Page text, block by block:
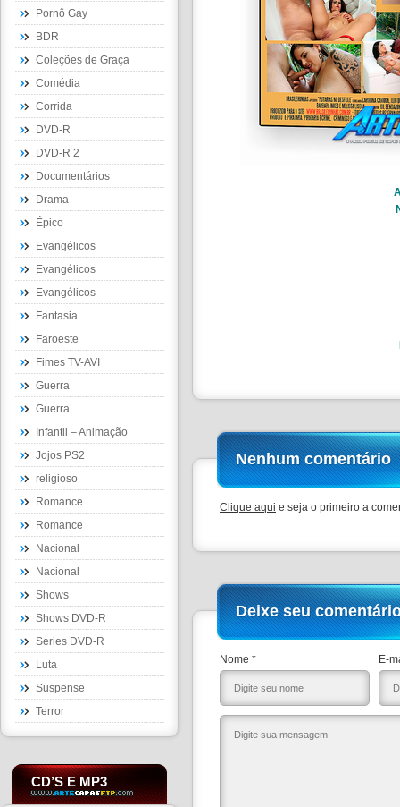
Pornô Gay
BDR
Coleções de Graça
Comédia
Corrida
DVD-R
DVD-R 2
Documentários
Drama
Épico
Evangélicos
Evangélicos
Evangélicos
Fantasia
Faroeste
Fimes TV-AVI
Guerra
Guerra
Infantil – Animação
Jojos PS2
religioso
Romance
Romance
Nacional
Nacional
Shows
Shows DVD-R
Series DVD-R
Luta
Suspense
Terror
CD’S E MP3
Nenhum comentário
Clique aqui e seja o primeiro a
Deixe seu
Nome * E-